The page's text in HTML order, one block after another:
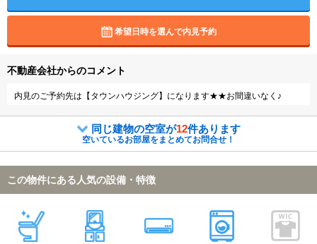
希望日時を選んで内見予約
不動産会社からのコメント
内見のご予約先は【タウンハウジング】になります★★お間違いなく♪
同じ建物の空室が12件あります
空いているお部屋をまとめてお問合せ！
この物件にある人気の設備・特徴